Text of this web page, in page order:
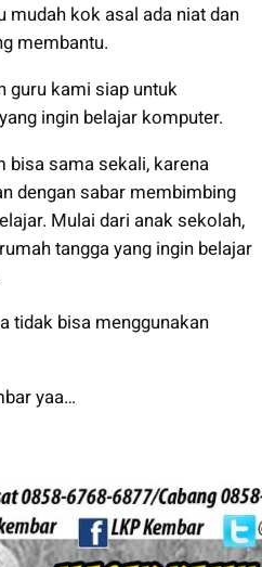
mudah kok asal ada niat dan
membantu.
guru kami siap untuk
ingin belajar komputer.
bisa sama sekali, karena
dengan sabar membimbing
Mulai dari anak sekolah,
tangga yang ingin belajar
tidak bisa menggunakan
yaa…